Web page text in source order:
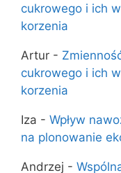
cukrowego i ich
korzenia
Artur -
cukrowego i ich
korzenia
Iza - Wpływ
na plonowanie
Andrzej -